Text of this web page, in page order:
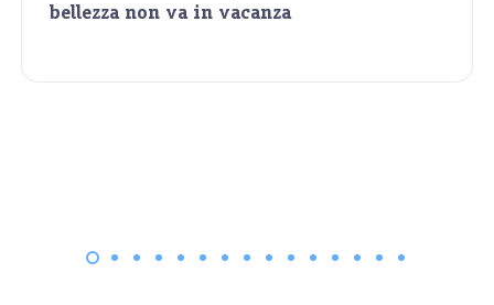
bellezza non va in vacanza